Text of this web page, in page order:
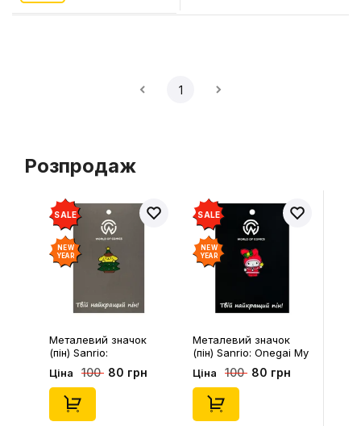
1
Розпродаж
SALE
NEW
YEAR
Металевий значок
(пін) Sanrio:
Pompompurin On
Christmass Tree,
(14541)
Ціна 100 80 грн
SALE
NEW
YEAR
Металевий значок
(пін) Sanrio: Onegai My
Melody: Christmas My
Melody, (14543)
Ціна 100 80 грн